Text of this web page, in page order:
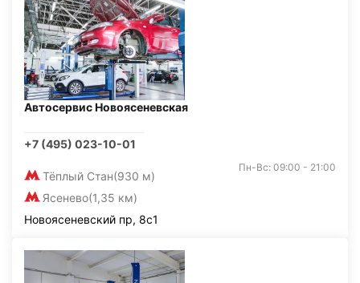
Автосервис Новоясеневская
+7 (495) 023-10-01
Тёплый Стан(930 м)
Ясенево(1,35 км)
Пн-Вс: 09:00 - 21:00
Новоясеневский пр, 8с1